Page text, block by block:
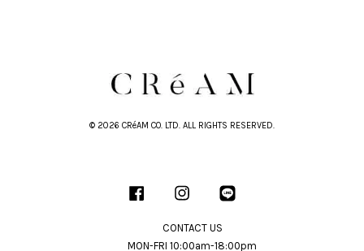
© 2026 CRéAM CO. LTD. ALL RIGHTS RESERVED.
Facebook Instagram
CONTACT US
MON-FRI 10:00am-18:00pm